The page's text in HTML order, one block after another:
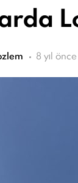
8 yıl önce